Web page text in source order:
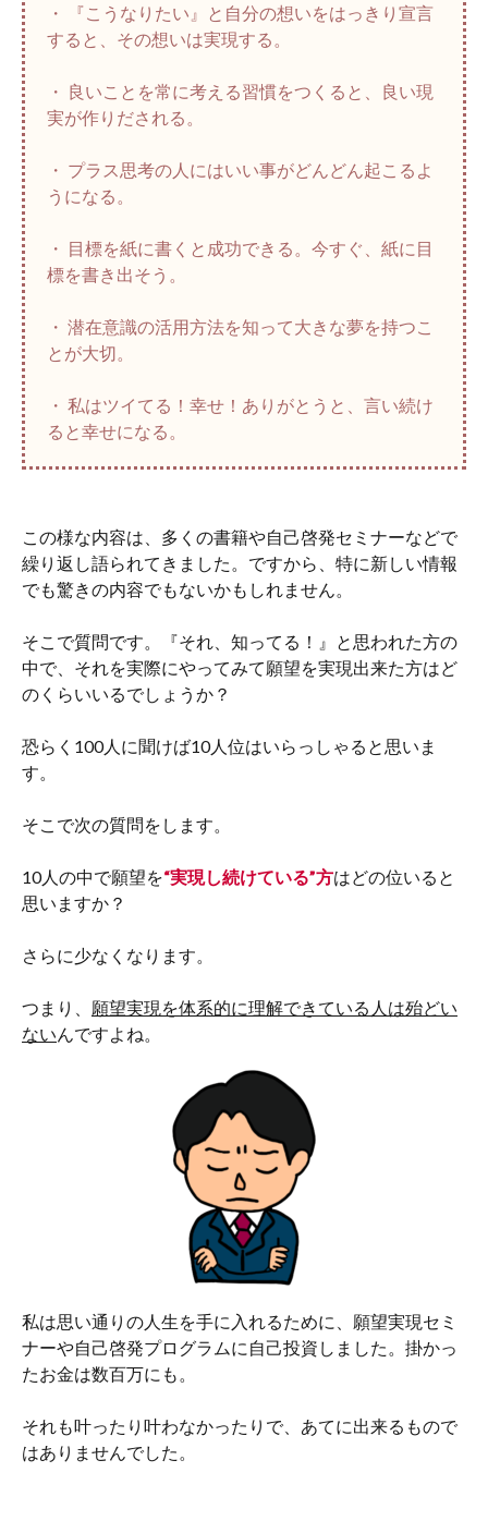
・ 『こうなりたい』と自分の想いをはっきり宣言
すると、その想いは実現する。
・ 良いことを常に考える習慣をつくると、良い現
実が作りだされる。
・ プラス思考の人にはいい事がどんどん起こるよ
うになる。
・ 目標を紙に書くと成功できる。今すぐ、紙に目
標を書き出そう。
・ 潜在意識の活用方法を知って大きな夢を持つこ
とが大切。
・ 私はツイてる！幸せ！ありがとうと、言い続け
ると幸せになる。
この様な内容は、多くの書籍や自己啓発セミナーなどで
繰り返し語られてきました。ですから、特に新しい情報
でも驚きの内容でもないかもしれません。
そこで質問です。『それ、知ってる！』と思われた方の
中で、それを実際にやってみて願望を実現出来た方はど
のくらいいるでしょうか？
恐らく100人に聞けば10人位はいらっしゃると思いま
す。
そこで次の質問をします。
10人の中で願望を“実現し続けている”方はどの位いると
思いますか？
さらに少なくなります。
つまり、 願望実現を体系的に理解できている人は殆どい
ないんですよね。
私は思い通りの人生を手に入れるために、願望実現セミ
ナーや自己啓発プログラムに自己投資しました。掛かっ
たお金は数百万にも。
それも叶ったり叶わなかったりで、あてに出来るもので
はありませんでした。